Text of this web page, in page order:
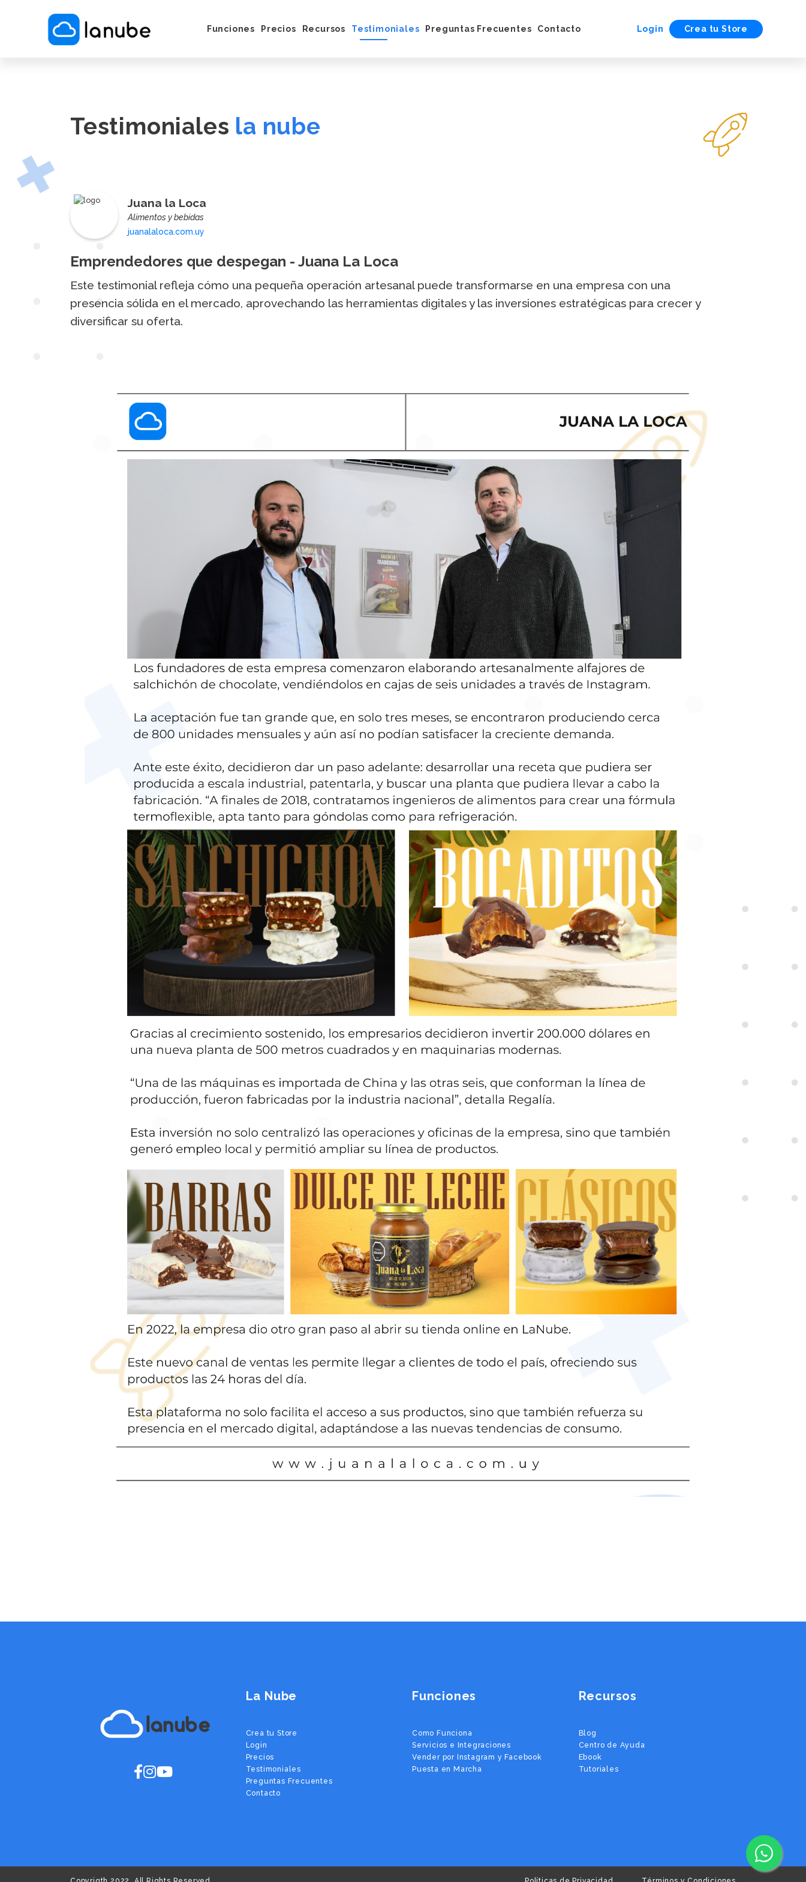
Funciones
Puesta en Marcha
Precios Recursos Testimoniales Preguntas Frecuentes Contacto Login Crea tu Store
Testimoniales la nube
Juana la Loca
Alimentos y bebidas
juanalaloca.com.uy
Emprendedores que despegan - Juana La Loca
Este testimonial refleja cómo una pequeña operación artesanal puede transformarse en una empresa con una
presencia sólida en el mercado, aprovechando las herramientas digitales y las inversiones estratégicas para crecer y
diversificar su oferta.
lanube
La Nube
Crea tu Store
Login
Precios
Testimoniales
Preguntas Frecuentes
Contacto
Funciones
Como Funciona
Servicios e Integraciones
Vender por Instagram y Facebook
Puesta en Marcha
Recursos
Blog
Centro de Ayuda
Ebook
Tutoriales